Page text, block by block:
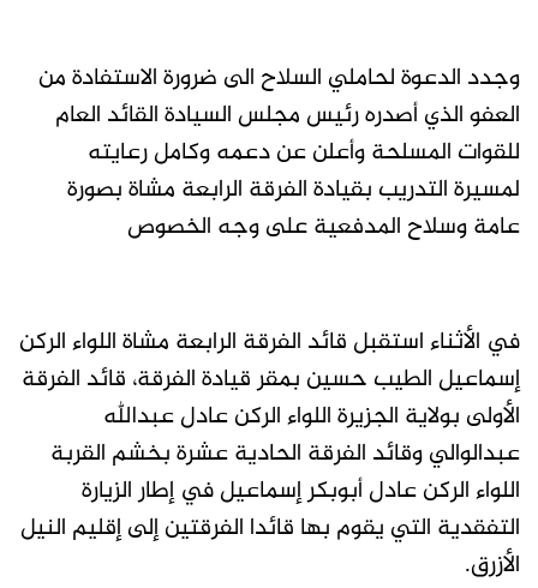
وجدد الدعوة لحاملي السلاح الى ضرورة الاستفادة من
العفو الذي أصدره رئيس مجلس السيادة القائد العام
للقوات المسلحة وأعلن عن دعمه وكامل رعايته
لمسيرة التدريب بقيادة الفرقة الرابعة مشاة بصورة
عامة وسلاح المدفعية على وجه الخصوص
في الأثناء استقبل قائد الفرقة الرابعة مشاة اللواء الركن
إسماعيل الطيب حسين بمقر قيادة الفرقة، قائد الفرقة
الأولى بولاية الجزيرة اللواء الركن عادل عبدالله
عبدالوالي وقائد الفرقة الحادية عشرة بخشم القربة
اللواء الركن عادل أبوبكر إسماعيل في إطار الزيارة
التفقدية التي يقوم بها قائدا الفرقتين إلى إقليم النيل
الأزرق.